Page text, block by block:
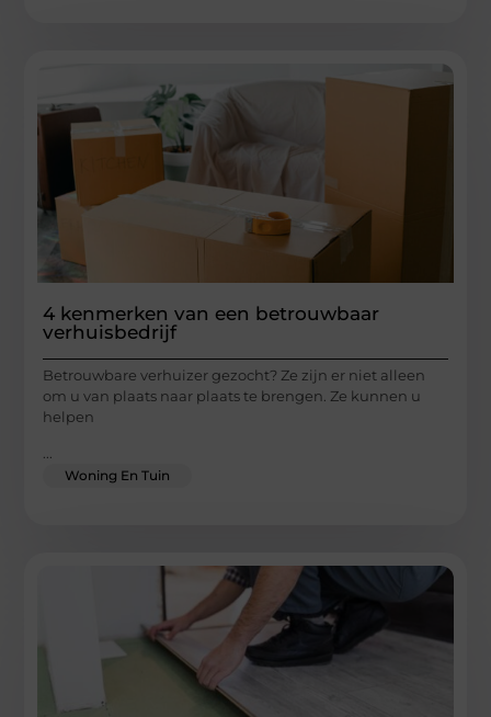
4 kenmerken van een betrouwbaar
verhuisbedrijf
Betrouwbare verhuizer gezocht? Ze zijn er niet alleen
om u van plaats naar plaats te brengen. Ze kunnen u
helpen
Woning En Tuin